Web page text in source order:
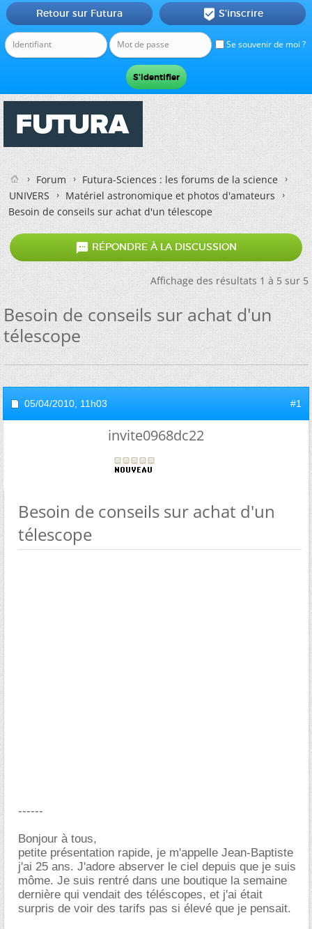
Se souvenir de moi ?
Retour sur Futura  S'inscrire
Forum
Futura-Sciences : les forums de la science
UNIVERS
Matériel astronomique et photos d'amateurs
Besoin de conseils sur achat d'un télescope
 RÉPONDRE À LA DISCUSSION
Affichage des résultats 1 à 5 sur 5
Besoin de conseils sur achat d'un
télescope
05/04/2010, 11h03 #1
invite0968dc22
Besoin de conseils sur achat d'un
télescope
------
Bonjour à tous,
petite présentation rapide, je m'appelle Jean-Baptiste
j'ai 25 ans. J'adore abserver le ciel depuis que je suis
môme. Je suis rentré dans une boutique la semaine
dernière qui vendait des téléscopes, et j'ai était
surpris de voir des tarifs pas si élevé que je pensait.